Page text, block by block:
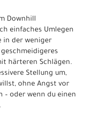
Downhill
einfaches Umlegen
in der weniger
härteren Schlägen.
Stellung um,
ohne Angst vor
– oder wenn du einen